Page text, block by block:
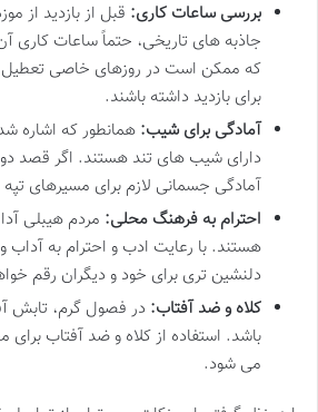
بررسی ساعات کاری: قبل از بازدید از
جاذبه های تاریخی، حتماً ساعات کاری
که ممکن است در روزهای خاصی تعطیل
برای بازدید داشته باشند.
آمادگی برای شیب: همانطور که اشاره
دارای شیب های تند هستند. اگر قصد
آمادگی جسمانی لازم برای مسیرهای
احترام به فرهنگ محلی: مردم هیبلی
هستند. با رعایت ادب و احترام به آداب
دلنشین تری برای خود و دیگران رقم
کلاه و ضد آفتاب: در فصول گرم، تابش
باشد. استفاده از کلاه و ضد آفتاب
می شود.